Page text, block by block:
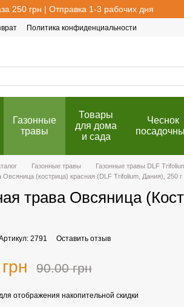
250 грн | Отправка 1-3 рабочих дня
Политика конфиденциальности
Газонные
травы
Товары
для дома
и сада
Чеснок
Газонные травы
Газонные травы DLF
Овсяница (кострица) красная (DLF Trifolium, Дания), 250 г
трава Овсяница
2791 Оставить отзыв
90.00 грн
для отображения накопительной скидки